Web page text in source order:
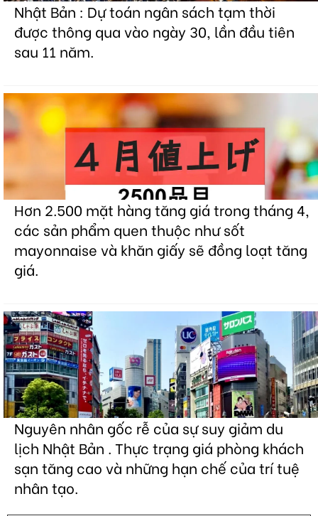
Nhật Bản : Dự toán ngân sách tạm thời
được thông qua vào ngày 30, lần đầu tiên
sau 11 năm.
Hơn 2.500 mặt hàng tăng giá trong tháng 4,
các sản phẩm quen thuộc như sốt
mayonnaise và khăn giấy sẽ đồng loạt tăng
giá.
Nguyên nhân gốc rễ của sự suy giảm du
lịch Nhật Bản . Thực trạng giá phòng khách
sạn tăng cao và những hạn chế của trí tuệ
nhân tạo.